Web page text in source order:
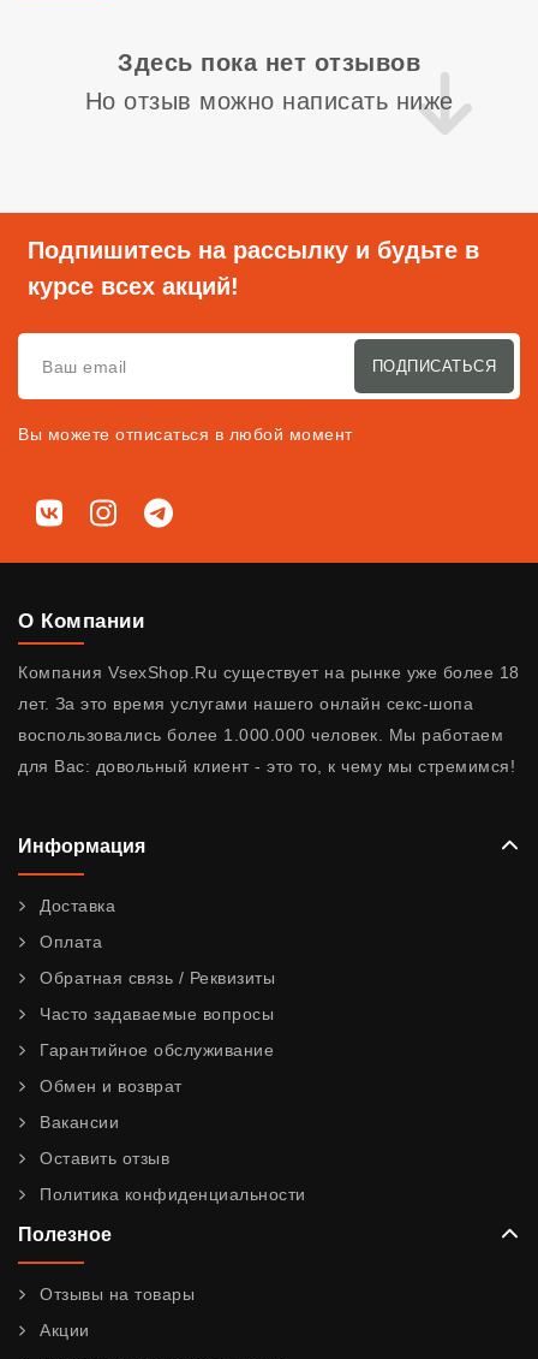
Здесь пока нет отзывов
Но отзыв можно написать ниже
Подпишитесь на рассылку и будьте в
курсе всех акций!
ПОДПИСАТЬСЯ
Вы можете отписаться в любой момент
Мы в соц. сетях
ВКонтактеInstagramTelegram
О Компании
Компания VsexShop.Ru существует на рынке уже более 18
лет. За это время услугами нашего онлайн секс-шопа
воспользовались более 1.000.000 человек. Мы работаем
для Вас: довольный клиент - это то, к чему мы стремимся!
Информация
Доставка
Оплата
Обратная связь / Реквизиты
Часто задаваемые вопросы
Гарантийное обслуживание
Обмен и возврат
Вакансии
Оставить отзыв
Политика конфиденциальности
Полезное
Отзывы на товары
Акции